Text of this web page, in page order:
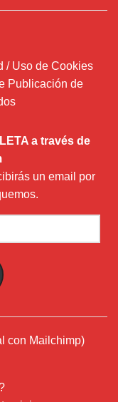
/ Uso de Cookies
Publicación de
a través de
un email por
con Mailchimp)